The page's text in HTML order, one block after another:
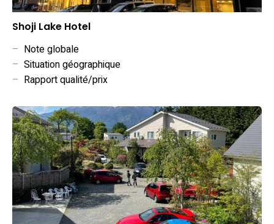
Shoji Lake Hotel
– Note globale
– Situation géographique
– Rapport qualité/prix